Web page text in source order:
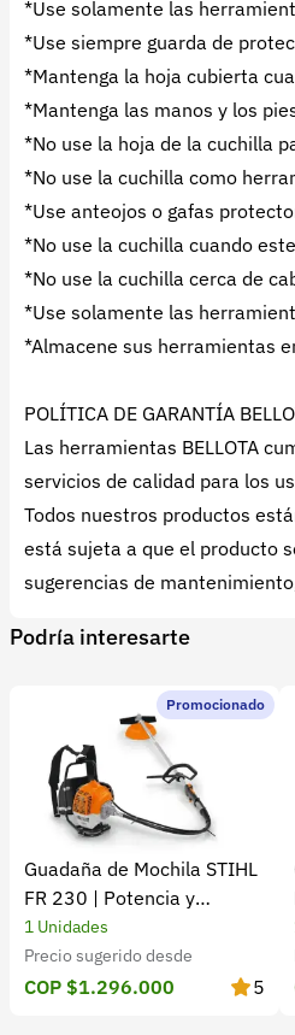
*Use solamente las
*Use siempre guarda de
*Mantenga la hoja cubierta
*Mantenga las manos y los
*No use la hoja de la cuchilla
*No use la cuchilla como
*Use anteojos o gafas
*No use la cuchilla cuando
*No use la cuchilla cerca de
*Use solamente las
*Almacene sus herramientas
POLÍTICA DE GARANTÍA
Las herramientas BELLOTA
servicios de calidad para los
Todos nuestros productos
está sujeta a que el producto
sugerencias de
Podría interesarte
Promocionado
Guadaña de Mochila STIHL
FR 230 | Potencia y
rendimiento
1 Unidades
Precio sugerido desde
COP $1.296.000 5